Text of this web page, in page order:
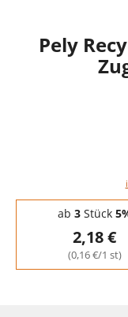
Pely
Staffelpreise -
ab 3Stück
2,18 €
(0,16 €/1 st)